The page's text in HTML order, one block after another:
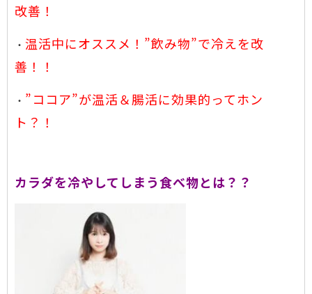
改善！
・ 温活中にオススメ！”飲み物”で冷えを改
善！！
・ ”ココア”が温活＆腸活に効果的ってホン
ト？！
カラダを冷やしてしまう食べ物とは？？